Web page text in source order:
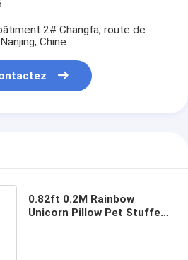
2# Changfa, route de
Chine
0.82ft 0.2M Rainbow
Unicorn Pillow Pet Stuffed